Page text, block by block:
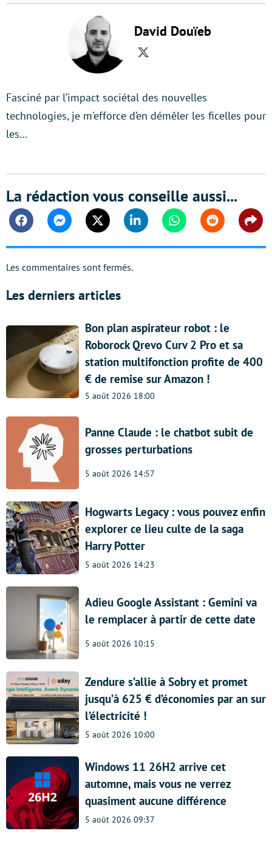
David Douïeb
Twitter
Fasciné par l’impact sociétal des nouvelles
technologies, je m'efforce d’en démêler les ficelles pour
les…
La rédaction vous conseille aussi...
FacebookMessengerTwitter Linkedin WhatsappReddit
Les commentaires sont fermés.
Les derniers articles
Bon plan aspirateur robot : le
Roborock Qrevo Curv 2 Pro et sa
station multifonction profite de 400
€ de remise sur Amazon !
5 août 2026 18:00
Panne Claude : le chatbot subit de
grosses perturbations
5 août 2026 14:57
Hogwarts Legacy : vous pouvez enfin
explorer ce lieu culte de la saga
Harry Potter
5 août 2026 14:23
Adieu Google Assistant : Gemini va
le remplacer à partir de cette date
5 août 2026 10:15
Zendure s’allie à Sobry et promet
jusqu’à 625 € d’économies par an sur
l’électricité !
5 août 2026 10:00
Windows 11 26H2 arrive cet
automne, mais vous ne verrez
quasiment aucune différence
5 août 2026 09:37